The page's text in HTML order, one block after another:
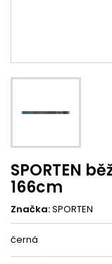
SPORTEN
166cm
Značka:SPORTEN
černá